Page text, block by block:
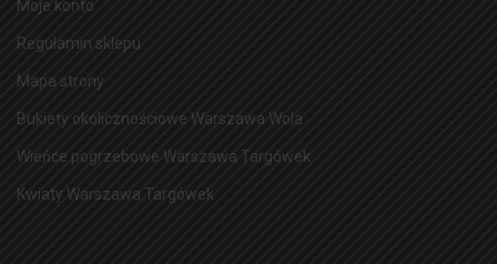
Moje konto
Regulamin sklepu
Mapa strony
Bukiety okolicznościowe Warszawa Wola
Wieńce pogrzebowe Warszawa Targówek
Kwiaty Warszawa Targówek